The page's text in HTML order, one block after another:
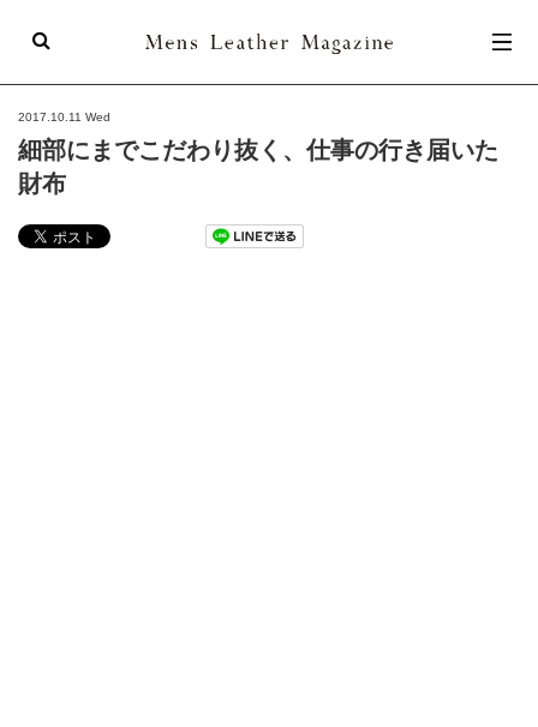
Mens
2017.10.11 Wed
細部にまでこだわり抜く、仕事の行き届いた
財布